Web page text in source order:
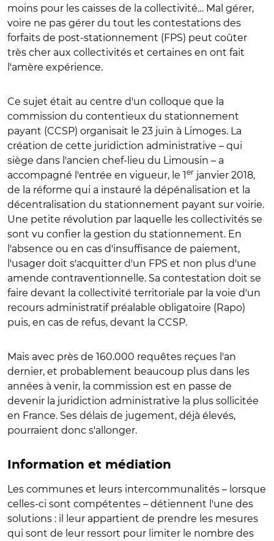
moins pour les caisses de la collectivité… Mal gérer,
voire ne pas gérer du tout les contestations des
forfaits de post-stationnement (FPS) peut coûter
très cher aux collectivités et certaines en ont fait
l'amère expérience.
Ce sujet était au centre d'un colloque que la
commission du contentieux du stationnement
payant (CCSP) organisait le 23 juin à Limoges. La
création de cette juridiction administrative – qui
siège dans l'ancien chef-lieu du Limousin – a
accompagné l'entrée en vigueur, le 1er janvier 2018,
de la réforme qui a instauré la dépénalisation et la
décentralisation du stationnement payant sur voirie.
Une petite révolution par laquelle les collectivités se
sont vu confier la gestion du stationnement. En
l'absence ou en cas d'insuffisance de paiement,
l'usager doit s'acquitter d'un FPS et non plus d'une
amende contraventionnelle. Sa contestation doit se
faire devant la collectivité territoriale par la voie d'un
recours administratif préalable obligatoire (Rapo)
puis, en cas de refus, devant la CCSP.
Mais avec près de 160.000 requêtes reçues l'an
dernier, et probablement beaucoup plus dans les
années à venir, la commission est en passe de
devenir la juridiction administrative la plus sollicitée
en France. Ses délais de jugement, déjà élevés,
pourraient donc s'allonger.
Information et médiation
Les communes et leurs intercommunalités – lorsque
celles-ci sont compétentes – détiennent l'une des
solutions : il leur appartient de prendre les mesures
qui sont de leur ressort pour limiter le nombre des